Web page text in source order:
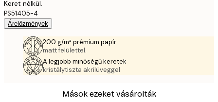
Keret nélkül.
PS51405-4
Árelőzmények
200 g/m² prémium papír
matt felülettel.
A legjobb minőségű keretek
kristálytiszta akrilüveggel
Mások ezeket vásárolták